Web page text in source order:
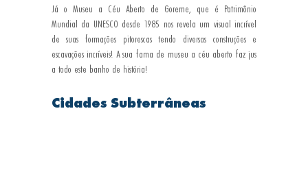
Já o Museu a Céu Aberto de Goreme, que é Patrimônio
Mundial da UNESCO desde 1985 nos revela um visual incrível
de suas formações pitorescas tendo diversas construções e
escavações incríveis! A sua fama de museu a céu aberto faz jus
a todo este banho de história!
Cidades Subterrâneas